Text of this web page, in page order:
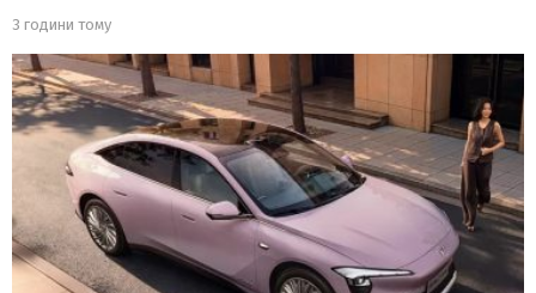
3 години тому